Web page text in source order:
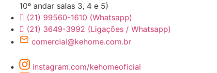
10º andar salas 3, 4 e 5)
(21) 99560-1610 (Whatsapp)
(21) 3649-3992 (Ligações / Whatsapp)
comercial@kehome.com.br
instagram.com/kehomeoficial